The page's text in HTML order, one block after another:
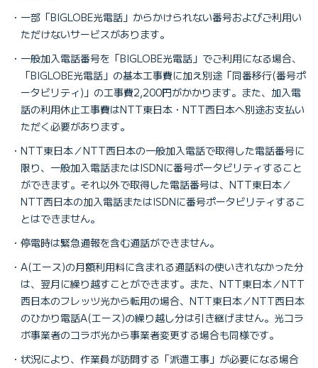
一部「BIGLOBE光電話」からかけられない番号およびご利用い
ただけないサービスがあります。
一般加入電話番号を「BIGLOBE光電話」でご利用になる場合、
「BIGLOBE光電話」の基本工事費に加え別途「同番移行(番号ポ
ータビリティ)」の工事費2,200円がかかります。また、加入電
話の利用休止工事費はNTT東日本・NTT西日本へ別途お支払い
ただく必要があります。
NTT東日本／NTT西日本の一般加入電話で取得した電話番号に
限り、一般加入電話またはISDNに番号ポータビリティすること
ができます。それ以外で取得した電話番号は、NTT東日本／
NTT西日本の加入電話またはISDNに番号ポータビリティするこ
とはできません。
停電時は緊急通報を含む通話ができません。
A(エース)の月額利用料に含まれる通話料の使いきれなかった分
は、翌月に繰り越すことができます。また、NTT東日本／NTT
西日本のフレッツ光から転用の場合、NTT東日本／NTT西日本
のひかり電話A(エース)の繰り越し分は引き継げません。光コラ
ボ事業者のコラボ光から事業者変更する場合も同様です。
状況により、作業員が訪問する「派遣工事」が必要になる場合